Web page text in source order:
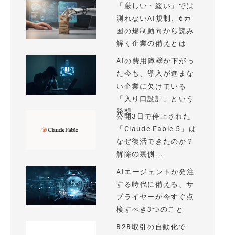
「厳しい・緩い」では
測れないAI規制、6カ
国の規制動向から読み
解く企業の備えとは
AIの費用障壁が下がっ
た今も、導入が進まな
い企業に欠けている
「入り口設計」という
発想
公開3日で停止された
「Claude Fable 5」は
なぜ復活できたのか？
解除の裏側...
AIエージェントが発注
する時代に備える、サ
プライヤーが今すぐ点
検すべき3つのこと
B2B取引の自動化で